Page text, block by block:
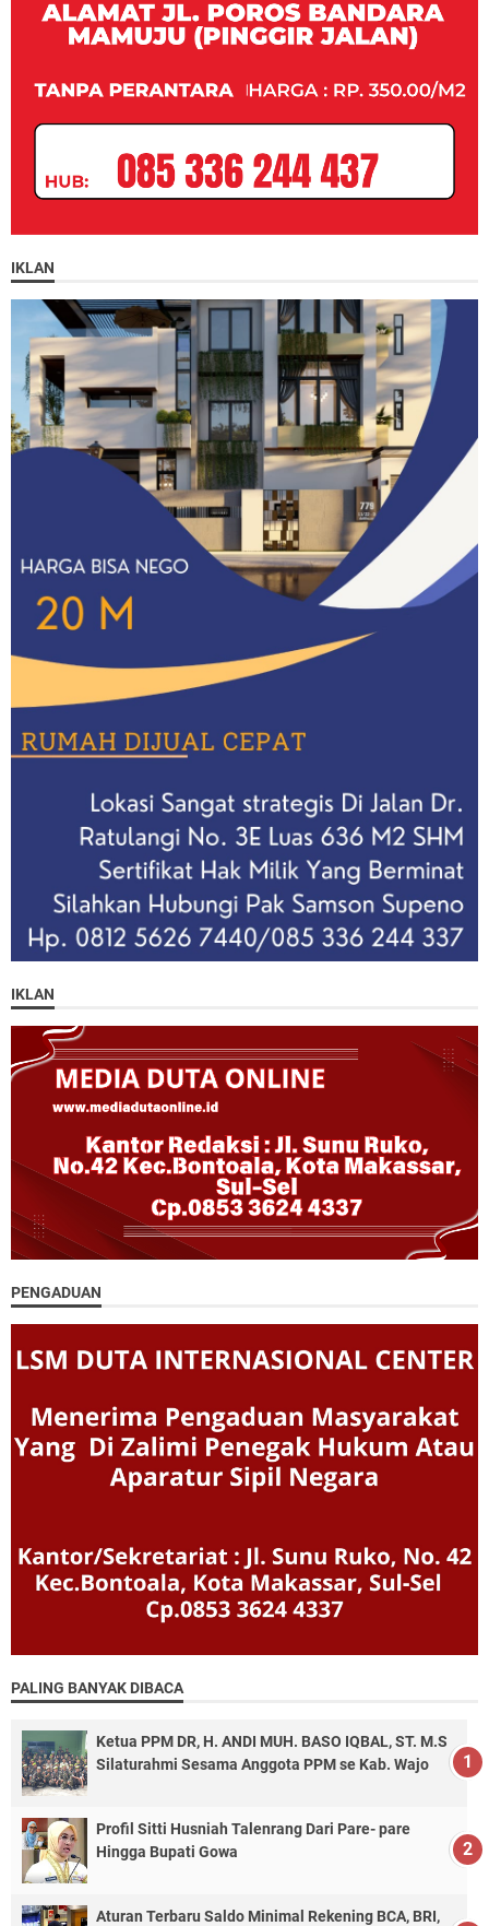
IKLAN
IKLAN
PENGADUAN
PALING BANYAK DIBACA
Ketua PPM DR, H. ANDI MUH. BASO IQBAL, ST. M.S
Silaturahmi Sesama Anggota PPM se Kab. Wajo
Profil Sitti Husniah Talenrang Dari Pare- pare
Hingga Bupati Gowa
Aturan Terbaru Saldo Minimal Rekening BCA, BRI,